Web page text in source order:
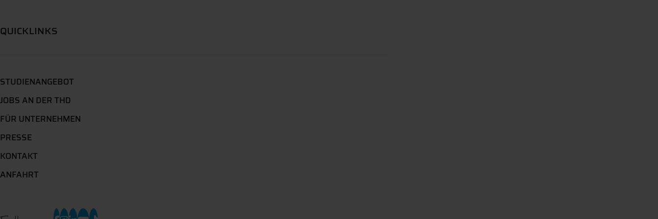
QUICKLINKS
STUDIENANGEBOT
JOBS AN DER THD
FÜR UNTERNEHMEN
PRESSE
KONTAKT
ANFAHRT